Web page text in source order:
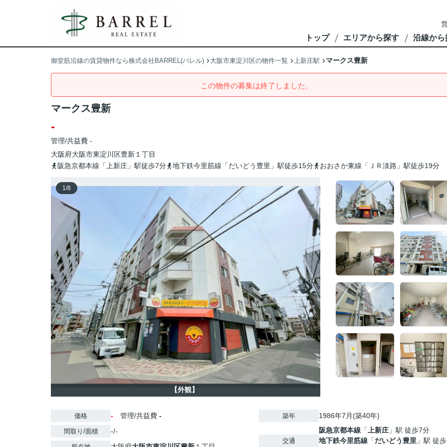
トップ エリアから探す 沿線から
御堂筋沿線の賃貸物件なら株式会社BARREL(バレル) 大阪市東淀川区の物件一覧 上新庄駅 マークス豊新
この物件の募集は終了しました。
マークス豊新
-
管理/共益費 -
大阪府大阪市東淀川区豊新 １丁目
阪急京都本線「上新庄」駅徒歩7分
地下鉄今里筋線「だいどう豊里」駅徒歩15分 おおさか東線「ＪＲ淡路」駅徒歩19分
1/8
【外観】
価格 - 管理/共益費 -
間取り/面積 -/-
築年 1986年7月(築40年)
交通
阪急京都本線 「 上新庄 」駅 徒歩7分
地下鉄今里筋線 「だいどう豊里 」駅 徒